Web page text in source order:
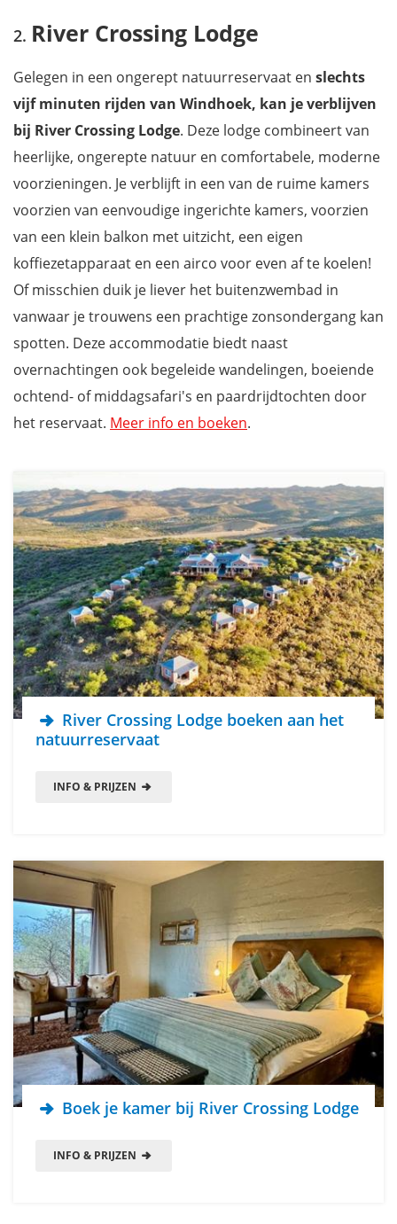
River Crossing Lodge
Gelegen in een ongerept natuurreservaat en slechts
vijf minuten rijden van Windhoek, kan je verblijven
bij River Crossing Lodge. Deze lodge combineert van
heerlijke, ongerepte natuur en comfortabele, moderne
voorzieningen. Je verblijft in een van de ruime kamers
voorzien van eenvoudige ingerichte kamers, voorzien
van een klein balkon met uitzicht, een eigen
koffiezetapparaat en een airco voor even af te koelen!
Of misschien duik je liever het buitenzwembad in
vanwaar je trouwens een prachtige zonsondergang kan
spotten. Deze accommodatie biedt naast
overnachtingen ook begeleide wandelingen, boeiende
ochtend- of middagsafari's en paardrijdtochten door
het reservaat. Meer info en boeken.
River Crossing Lodge boeken aan het
natuurreservaat
INFO & PRIJZEN
Boek je kamer bij River Crossing Lodge
INFO & PRIJZEN